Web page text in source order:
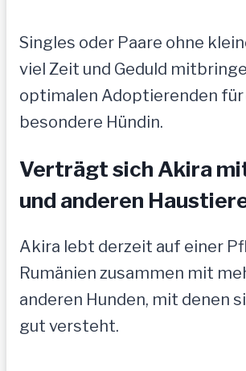
Singles oder Paare ohne
viel Zeit und Geduld
optimalen Adoptierenden für
besondere Hündin.
Verträgt sich Akira
und anderen
Akira lebt derzeit auf einer
Rumänien zusammen mit
anderen Hunden, mit denen
gut versteht.